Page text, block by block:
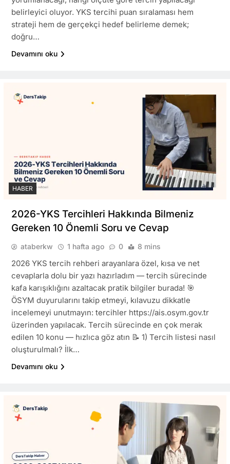
belirleyici oluyor. YKS tercihi puan sıralaması hem
strateji hem de gerçekçi hedef belirleme demek;
doğru…
Devamını oku
HABER
2026-YKS Tercihleri Hakkında Bilmeniz
Gereken 10 Önemli Soru ve Cevap
ataberkw 1 hafta ago 0 8 mins
2026 YKS tercih rehberi arayanlara özel, kısa ve net
cevaplarla dolu bir yazı hazırladım — tercih sürecinde
kafa karışıklığını azaltacak pratik bilgiler burada! 🎯
ÖSYM duyurularını takip etmeyi, kılavuzu dikkatle
incelemeyi unutmayın: tercihler https://ais.osym.gov.tr
üzerinden yapılacak. Tercih sürecinde en çok merak
edilen 10 konu — hızlıca göz atın 📝 1) Tercih listesi nasıl
oluşturulmalı? İlk…
Devamını oku